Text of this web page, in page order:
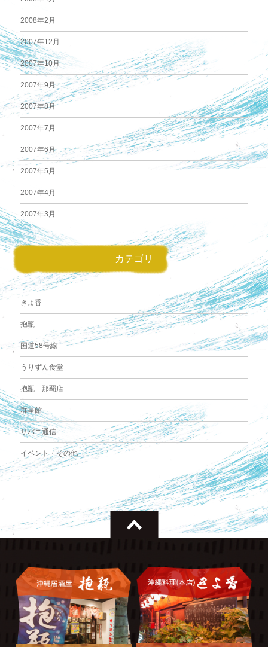
2008年2月
2007年12月
2007年10月
2007年9月
2007年8月
2007年7月
2007年6月
2007年5月
2007年4月
2007年3月
カテゴリ
きよ香
抱瓶
国道58号線
うりずん食堂
抱瓶 那覇店
群星館
サバニ通信
イベント・その他